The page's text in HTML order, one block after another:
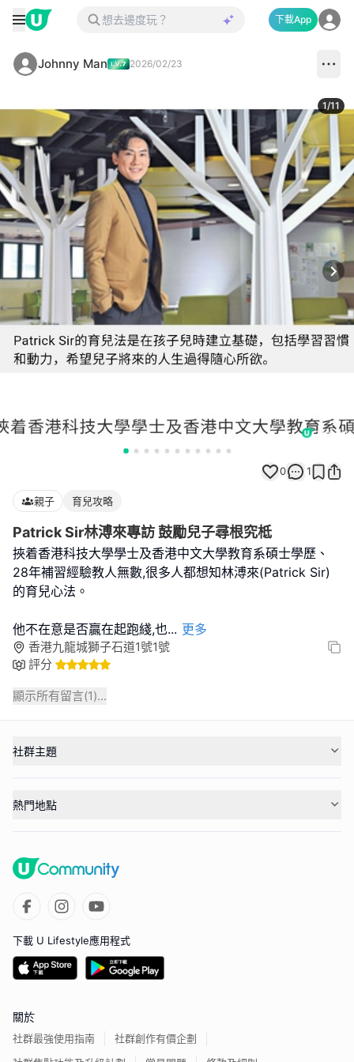
下載App
Johnny Man 2026/02/23
1/11
0 1
親子 育兒攻略
Patrick Sir林溥來專訪 鼓勵兒子尋根究柢
挾着香港科技大學學士及香港中文大學教育系碩士學歷、
28年補習經驗教人無數,很多人都想知林溥來(Patrick Sir)
的育兒心法。
他不在意是否贏在起跑綫,也... 更多
香港九龍城獅子石道1號1號
評分
顯示所有留言(1)...
社群主題
熱門地點
下載 U Lifestyle應用程式
關於
社群最強使用指南
社群創作有價企劃